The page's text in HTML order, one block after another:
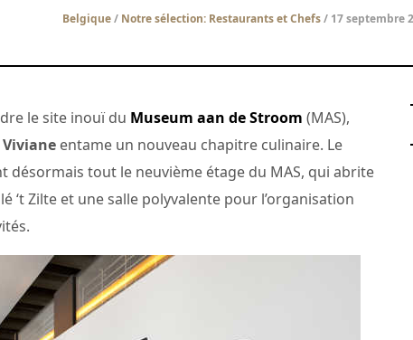
Belgique/ Notre sélection: Restaurants et Chefs/ 17 septembre
le site inouï du Museum aan de Stroom (MAS),
Viviane entame un nouveau chapitre culinaire. Le
désormais tout le neuvième étage du MAS, qui abrite
‘t Zilte et une salle polyvalente pour l’organisation